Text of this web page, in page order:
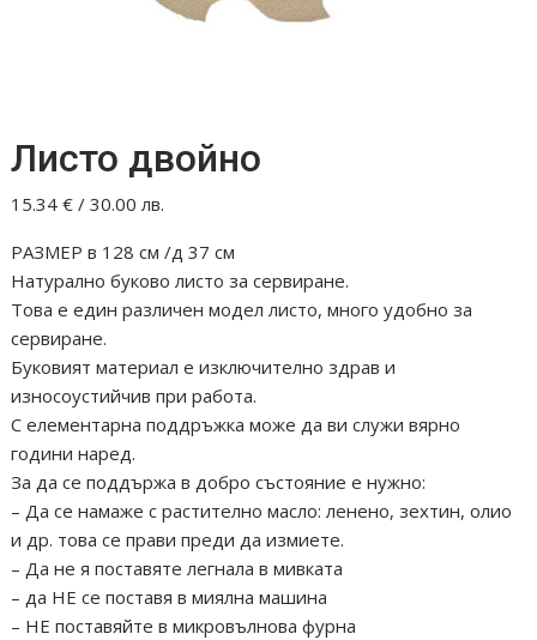
Листо двойно
15.34€ / 30.00 лв.
РАЗМЕР в 128 см /д 37 см
Натурално буково листо за сервиране.
Това е един различен модел листо, много удобно за
сервиране.
Буковият материал е изключително здрав и
износоустийчив при работа.
С елементарна поддръжка може да ви служи вярно
години наред.
За да се поддържа в добро състояние е нужно:
– Да се намаже с растително масло: ленено, зехтин, олио
и др. това се прави преди да измиете.
– Да не я поставяте легнала в мивката
– да НЕ се поставя в миялна машина
– НЕ поставяйте в микровълнова фурна